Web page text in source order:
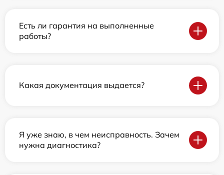
Есть ли гарантия на выполненные
работы?
Какая документация выдается?
Я уже знаю, в чем неисправность. Зачем
нужна диагностика?